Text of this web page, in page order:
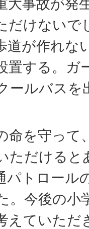
大事故が発
だけないで
道が作れな
置する。ガ
ールバスを
命を守って
ただけると
パトロール
。今後の小
えていただ